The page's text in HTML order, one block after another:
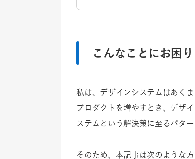
こんなことにお困
私は、デザインシステムはあく
プロダクトを増やすとき、デザ
ステムという解決策に至るパタ
そのため、本記事は次のような